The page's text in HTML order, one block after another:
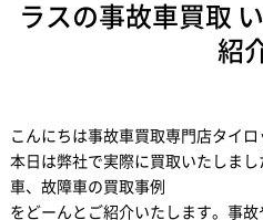
ラスの事故車買取
紹
こんにちは事故車買取専門店タイロ
本日は弊社で実際に買取いたしま
車、故障車の買取事例
をどーんとご紹介いたします。事